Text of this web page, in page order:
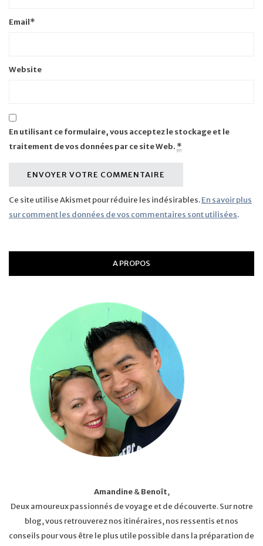
Email*
Website
En utilisant ce formulaire, vous acceptez le stockage et le
traitement de vos données par ce site Web. *
Ce site utilise Akismet pour réduire les indésirables.En savoir plus
sur comment les données de vos commentaires sont utilisées.
A PROPOS
Amandine&Benoît,
Deux amoureux passionnés de voyage et de découverte. Sur notre
blog, vous retrouverez nos itinéraires, nos ressentis et nos
conseils pour vous être le plus utile possible dans la préparation de